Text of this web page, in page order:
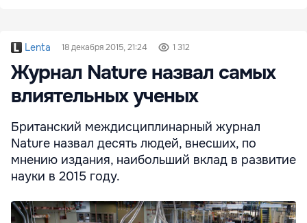
Lenta 18 декабря 2015, 21:24 1 312
Журнал Nature назвал самых
влиятельных ученых
Британский междисциплинарный журнал
Nature назвал десять людей, внесших, по
мнению издания, наибольший вклад в развитие
науки в 2015 году.